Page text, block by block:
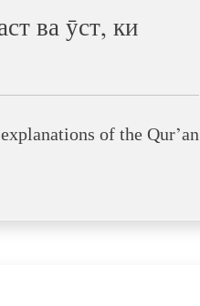
ва ӯст, ки
of the Qur’an: